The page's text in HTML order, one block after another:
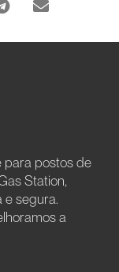
para postos de
Station,
segura.
a